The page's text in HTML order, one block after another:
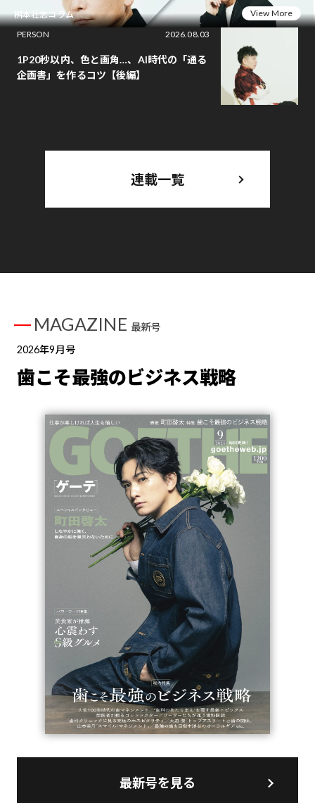
桝本壮志コラム
View More
PERSON
2026.08.03
1P20秒以内、色と画角…、AI時代の「通る
企画書」を作るコツ【後編】
連載一覧
MAGAZINE 最新号
2026年9月号
歯こそ最強のビジネス戦略
最新号を見る